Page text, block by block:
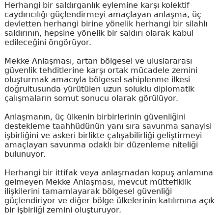
Herhangi bir saldırganlık eylemine karşı kolektif
caydırıcılığı güçlendirmeyi amaçlayan anlaşma, üç
devletten herhangi birine yönelik herhangi bir silahlı
saldırının, hepsine yönelik bir saldırı olarak kabul
edileceğini öngörüyor.
Mekke Anlaşması, artan bölgesel ve uluslararası
güvenlik tehditlerine karşı ortak mücadele zemini
oluşturmak amacıyla bölgesel sahiplenme ilkesi
doğrultusunda yürütülen uzun soluklu diplomatik
çalışmaların somut sonucu olarak görülüyor.
Anlaşmanın, üç ülkenin birbirlerinin güvenliğini
destekleme taahhüdünün yanı sıra savunma sanayisi
işbirliğini ve askeri birlikte çalışabilirliği geliştirmeyi
amaçlayan savunma odaklı bir düzenleme niteliği
bulunuyor.
Herhangi bir ittifak veya anlaşmadan kopuş anlamına
gelmeyen Mekke Anlaşması, mevcut müttefiklik
ilişkilerini tamamlayarak bölgesel güvenliği
güçlendiriyor ve diğer bölge ülkelerinin katılımına açık
bir işbirliği zemini oluşturuyor.